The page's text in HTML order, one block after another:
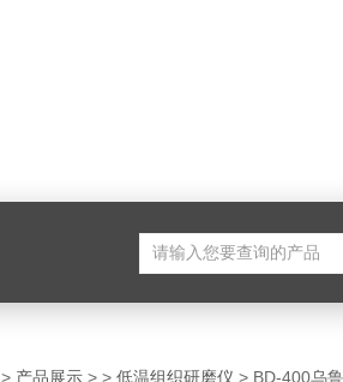
> 产品展示 > > 低温组织研磨仪 > BD-400乌鲁木